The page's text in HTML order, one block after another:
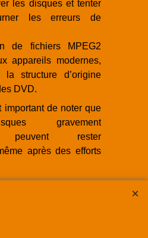
les disques et tenter
les erreurs de
de fichiers MPEG2
appareils modernes,
la structure d’origine
DVD.
important de noter que
gravement
peuvent rester
après des efforts